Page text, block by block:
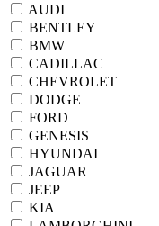
AUDI
BENTLEY
BMW
CADILLAC
CHEVROLET
DODGE
FORD
GENESIS
HYUNDAI
JAGUAR
JEEP
KIA